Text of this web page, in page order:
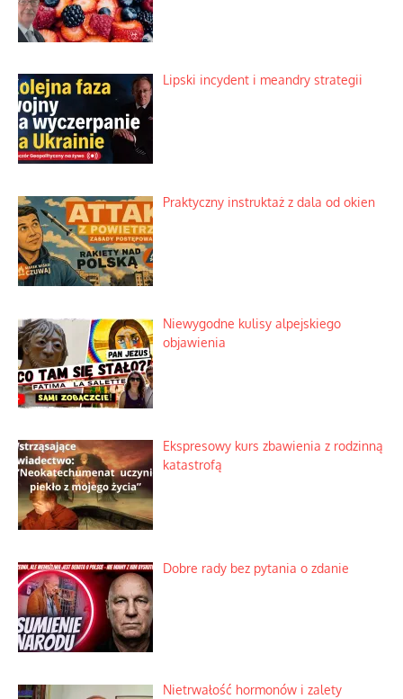
Lipski incydent i meandry strategii
Praktyczny instruktaż z dala od okien
Niewygodne kulisy alpejskiego
objawienia
Ekspresowy kurs zbawienia z rodzinną
katastrofą
Dobre rady bez pytania o zdanie
Nietrwałość hormonów i zalety